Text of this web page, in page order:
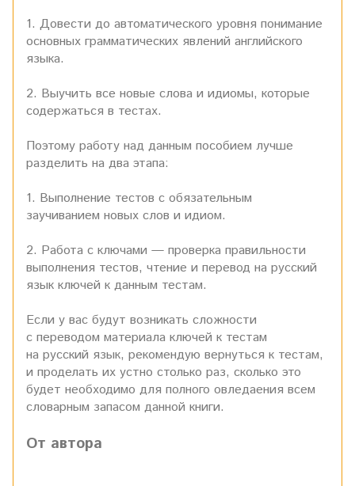
1. Довести до автоматического уровня понимание
основных грамматических явлений английского
языка.
2. Выучить все новые слова и идиомы, которые
содержаться в тестах.
Поэтому работу над данным пособием лучше
разделить на два этапа:
1. Выполнение тестов с обязательным
заучиванием новых слов и идиом.
2. Работа с ключами — проверка правильности
выполнения тестов, чтение и перевод на русский
язык ключей к данным тестам.
Если у вас будут возникать сложности
с переводом материала ключей к тестам
на русский язык, рекомендую вернуться к тестам,
и проделать их устно столько раз, сколько это
будет необходимо для полного овледаения всем
словарным запасом данной книги.
От автора